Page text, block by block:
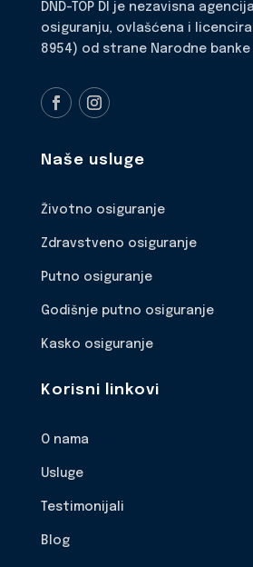
DND-TOP DI je nezavisna
osiguranju, ovlašćena i
8954) od strane Narodne banke
Naše usluge
Životno osiguranje
Zdravstveno osiguranje
Putno osiguranje
Godišnje putno osiguranje
Kasko osiguranje
Korisni linkovi
O nama
Usluge
Testimonijali
Blog